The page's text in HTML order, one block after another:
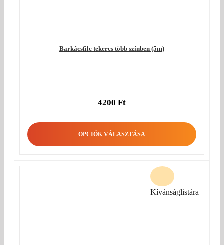
Barkácsfilc tekercs több színben (5m)
4200 Ft
OPCIÓK VÁLASZTÁSA
Kívánságlistára